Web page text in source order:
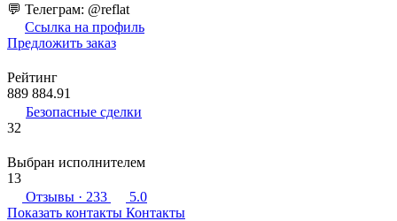
💬 Телеграм: @reflat
Ссылка на профиль
Предложить заказ
Рейтинг
889 884.91
Безопасные сделки
32
Выбран исполнителем
13
Отзывы · 233
5.0
Показать контакты Контакты